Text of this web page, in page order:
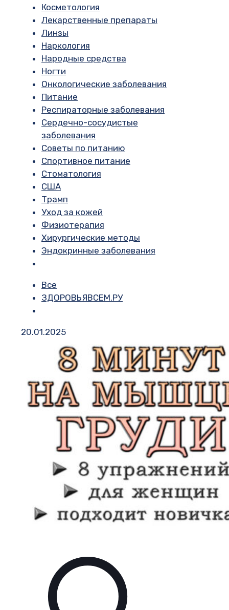
Косметология
Лекарственные препараты
Линзы
Наркология
Народные средства
Ногти
Онкологические заболевания
Питание
Респираторные заболевания
Сердечно-сосудистые
заболевания
Советы по питанию
Спортивное питание
Стоматология
США
Трамп
Уход за кожей
Физиотерапия
Хирургические методы
Эндокринные заболевания
Все
ЗДОРОВЬЯВСЕМ.РУ
20.01.2025